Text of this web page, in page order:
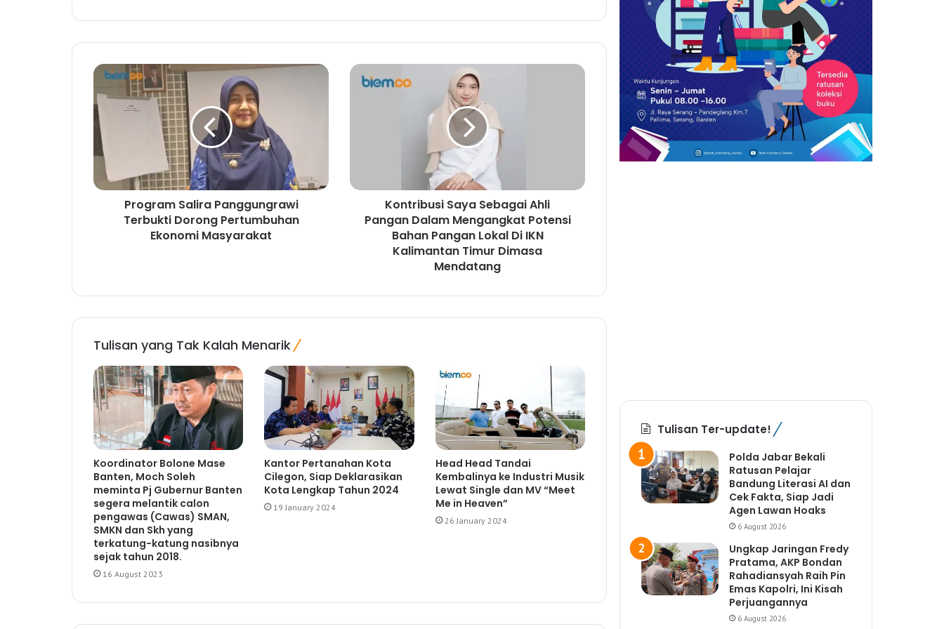
Program Salira Panggungrawi
Terbukti Dorong Pertumbuhan
Ekonomi Masyarakat
Kontribusi Saya Sebagai Ahli
Pangan Dalam Mengangkat Potensi
Bahan Pangan Lokal Di IKN
Kalimantan Timur Dimasa
Mendatang
Tulisan yang Tak Kalah Menarik
Koordinator Bolone Mase
Banten, Moch Soleh
meminta Pj Gubernur Banten
segera melantik calon
pengawas (Cawas) SMAN,
SMKN dan Skh yang
terkatung-katung nasibnya
sejak tahun 2018.
16 August 2023
Kantor Pertanahan Kota
Cilegon, Siap Deklarasikan
Kota Lengkap Tahun 2024
19 January 2024
Head Head Tandai
Kembalinya ke Industri Musik
Lewat Single dan MV “Meet
Me in Heaven”
26 January 2024
Tulisan Ter-update!
Polda Jabar Bekali
Ratusan Pelajar
Bandung Literasi AI dan
Cek Fakta, Siap Jadi
Agen Lawan Hoaks
6 August 2026
Ungkap Jaringan Fredy
Pratama, AKP Bondan
Rahadiansyah Raih Pin
Emas Kapolri, Ini Kisah
Perjuangannya
6 August 2026